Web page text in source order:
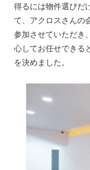
得るには物件選びだ
て、アクロスさんの
参加させていただき
心してお任せできる
を決めました。